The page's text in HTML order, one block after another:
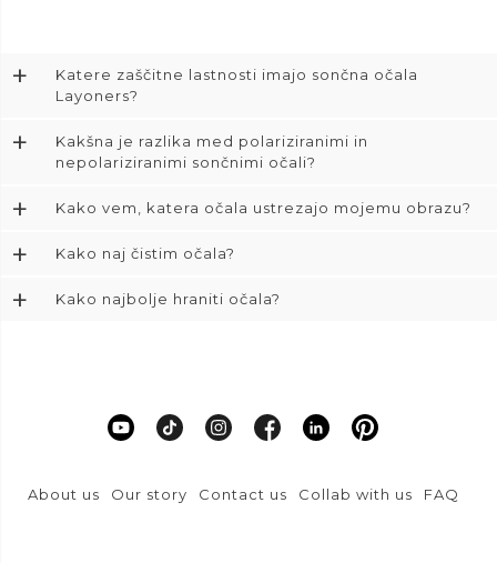
+
Katere zaščitne lastnosti imajo sončna očala
Layoners?
+
Kakšna je razlika med polariziranimi in
nepolariziranimi sončnimi očali?
+ Kako vem, katera očala ustrezajo mojemu obrazu?
+ Kako naj čistim očala?
+ Kako najbolje hraniti očala?
About us Our story Contact us Collab with us FAQ